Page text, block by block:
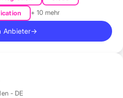
+ 10 mehr
Anbieter→
- DE